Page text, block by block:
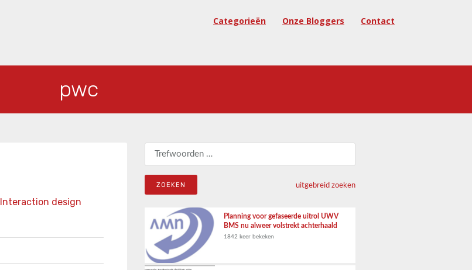
Categorieën Onze Bloggers Contact
pwc
Interaction design
Zoeken naar:
uitgebreid zoeken
Planning voor gefaseerde uitrol UWV
BMS nu alweer volstrekt achterhaald
1842 keer bekeken